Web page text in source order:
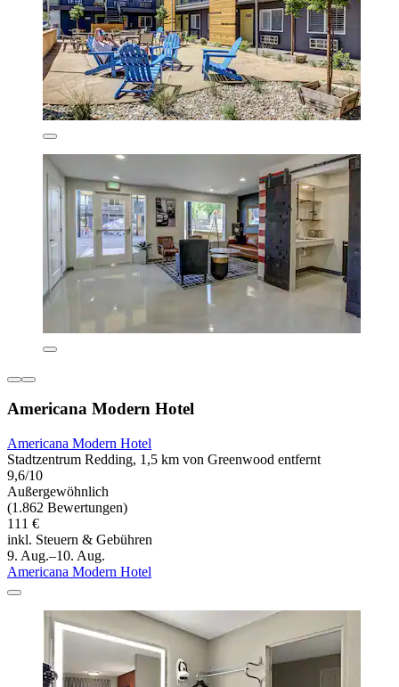
Americana Modern Hotel
Americana Modern Hotel
Stadtzentrum Redding, 1,5 km von Greenwood entfernt
9,6/10
Außergewöhnlich
(1.862 Bewertungen)
111 €
inkl. Steuern & Gebühren
9. Aug.–10. Aug.
Americana Modern Hotel